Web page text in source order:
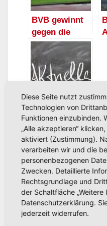
BVB gewinnt
gegen die
HSK-Auswahl
mit 11:0 –
Balljunge
heimlicher
Star
Hüstener
Kirmes 2010 –
gleich geht’s
los!
dieses Wochenende
Hüsten
Diese Seite nutzt
Technologien von
Funktionen einzubinden.
„Alle akzeptieren“
aktiviert (Zustimmung).
verarbeiten wir und die
personenbezogenen
Zwecken. Detaillierte
Rechtsgrundlage und
der Schaltfläche „Weitere
Datenschutzerklärung.
jederzeit widerrufen.